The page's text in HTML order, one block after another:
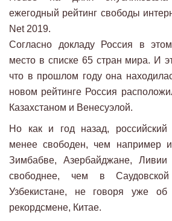
ежегодный рейтинг свободы
Net 2019.
Согласно докладу Россия в
место в списке 65 стран мира. И
что в прошлом году она
новом рейтинге Россия
Казахстаном и Венесуэлой.
Но как и год назад, российский
менее свободен, чем например
Зимбабве, Азербайджане,
свободнее, чем в
Узбекистане, не говоря уже об
рекордсмене, Китае.